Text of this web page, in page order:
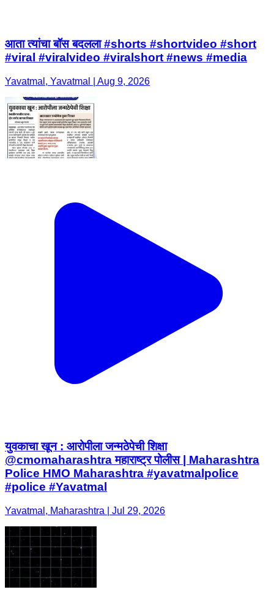
आता त्यांचा बॉस बदलला #shorts #shortvideo #short
#viral #viralvideo #viralshort #news #media
Yavatmal, Yavatmal | Aug 9, 2026
युवकाचा खून : आरोपीला जन्मठेपेची शिक्षा
@cmomaharashtra महाराष्ट्र पोलीस | Maharashtra
Police HMO Maharashtra #yavatmalpolice
#police #Yavatmal
Yavatmal, Maharashtra | Jul 29, 2026